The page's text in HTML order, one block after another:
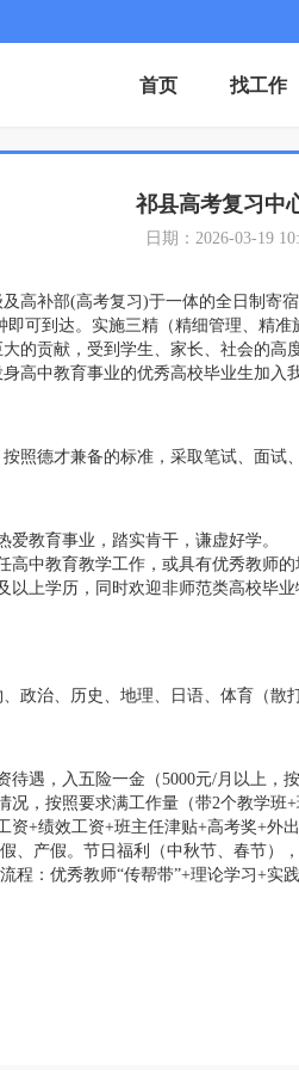
首页 找工作
祁县高考复习中
日期：2026-03-19
高补部(高考复习)于一体的全日制寄
可到达。实施三精（精细管理、精
的贡献，受到学生、家长、社会的
高中教育事业的优秀高校毕业生加入
照德才兼备的标准，采取笔试、面试
教育事业，踏实肯干，谦虚好学。
高中教育教学工作，或具有优秀教师
以上学历，同时欢迎非师范类高校毕
政治、历史、地理、日语、体育（散
遇，入五险一金（5000元/月以上，按
，按照要求满工作量（带2个教学班
资+绩效工资+班主任津贴+高考奖+外
、产假。节日福利（中秋节、春节）
程：优秀教师“传帮带”+理论学习+实践